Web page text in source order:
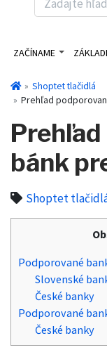
ZAČÍNAME
Shoptet tlačidlá
Prehľad
bánk
Shoptet
Podporované
Slovenské
České banky
Podporované
České banky